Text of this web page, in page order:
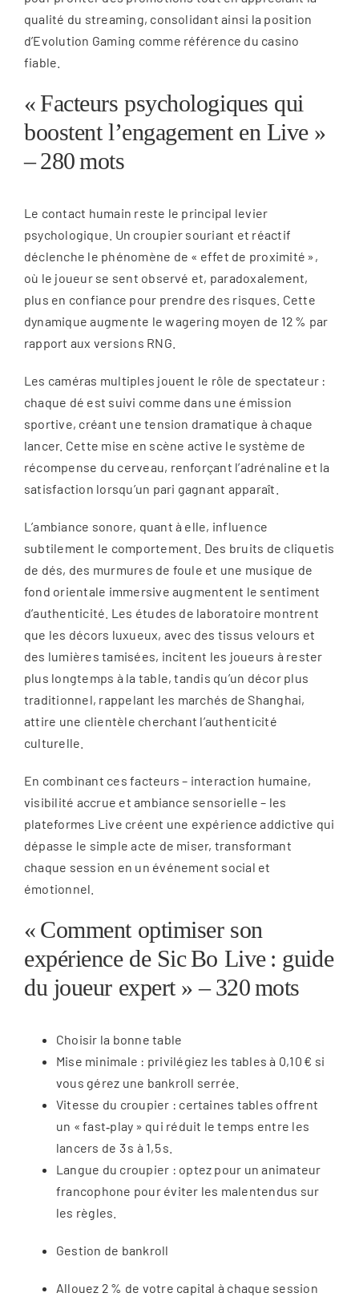
qualité du streaming, consolidant ainsi la position
d’Evolution Gaming comme référence du casino
fiable.
« Facteurs psychologiques qui
boostent l’engagement en Live »
– 280 mots
Le contact humain reste le principal levier
psychologique. Un croupier souriant et réactif
déclenche le phénomène de « effet de proximité »,
où le joueur se sent observé et, paradoxalement,
plus en confiance pour prendre des risques. Cette
dynamique augmente le wagering moyen de 12 % par
rapport aux versions RNG.
Les caméras multiples jouent le rôle de spectateur :
chaque dé est suivi comme dans une émission
sportive, créant une tension dramatique à chaque
lancer. Cette mise en scène active le système de
récompense du cerveau, renforçant l’adrénaline et la
satisfaction lorsqu’un pari gagnant apparaît.
L’ambiance sonore, quant à elle, influence
subtilement le comportement. Des bruits de cliquetis
de dés, des murmures de foule et une musique de
fond orientale immersive augmentent le sentiment
d’authenticité. Les études de laboratoire montrent
que les décors luxueux, avec des tissus velours et
des lumières tamisées, incitent les joueurs à rester
plus longtemps à la table, tandis qu’un décor plus
traditionnel, rappelant les marchés de Shanghai,
attire une clientèle cherchant l’authenticité
culturelle.
En combinant ces facteurs – interaction humaine,
visibilité accrue et ambiance sensorielle – les
plateformes Live créent une expérience addictive qui
dépasse le simple acte de miser, transformant
chaque session en un événement social et
émotionnel.
« Comment optimiser son
expérience de Sic Bo Live : guide
du joueur expert » – 320 mots
Choisir la bonne table
Mise minimale : privilégiez les tables à 0,10 € si
vous gérez une bankroll serrée.
Vitesse du croupier : certaines tables offrent
un « fast‑play » qui réduit le temps entre les
lancers de 3 s à 1,5 s.
Langue du croupier : optez pour un animateur
francophone pour éviter les malentendus sur
les règles.
Gestion de bankroll
Allouez 2 % de votre capital à chaque session